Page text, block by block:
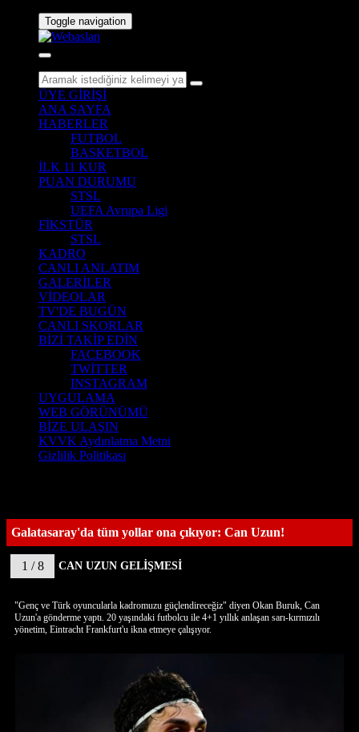
Toggle navigation
ÜYE GİRİŞİ
ANA SAYFA
HABERLER
FUTBOL
BASKETBOL
İLK 11 KUR
PUAN DURUMU
STSL
UEFA Avrupa Ligi
FİKSTÜR
STSL
KADRO
CANLI ANLATIM
GALERİLER
VİDEOLAR
TV'DE BUGÜN
CANLI SKORLAR
BİZİ TAKİP EDİN
FACEBOOK
TWİTTER
INSTAGRAM
UYGULAMA
WEB GÖRÜNÜMÜ
BİZE ULAŞIN
KVVK Aydınlatma Metni
Gizlilik Politikası
Galatasaray'da tüm yollar ona çıkıyor: Can Uzun!
1 / 8 CAN UZUN GELİŞMESİ
"Genç ve Türk oyuncularla kadromuzu güçlendireceğiz" diyen Okan Buruk, Can
Uzun'a gönderme yaptı. 20 yaşındaki futbolcu ile 4+1 yıllık anlaşan sarı-kırmızılı
yönetim, Eintracht Frankfurt'u ikna etmeye çalışıyor.